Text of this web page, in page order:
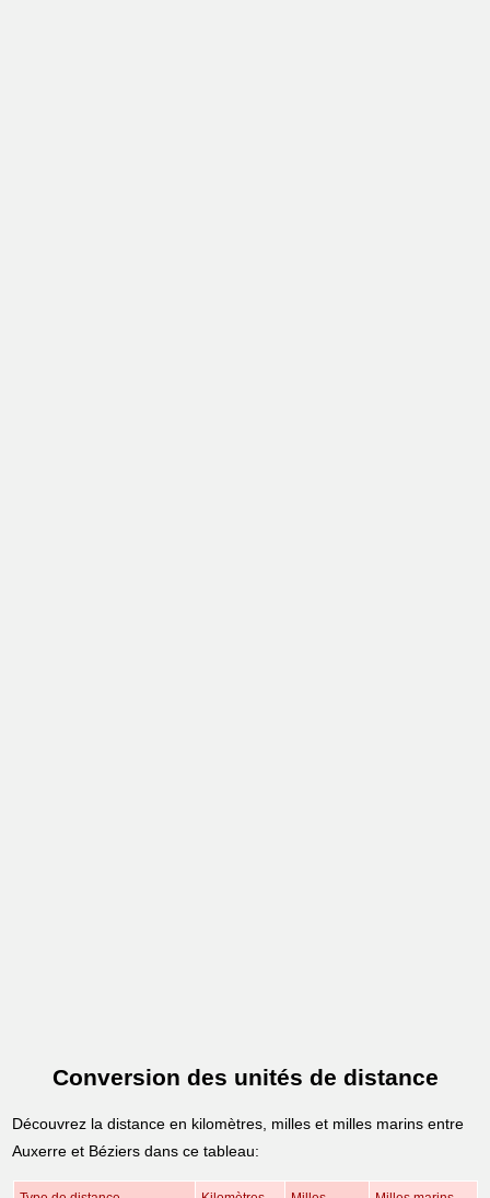
Conversion des unités de distance
Découvrez la distance en kilomètres, milles et milles marins entre
Auxerre et Béziers dans ce tableau: